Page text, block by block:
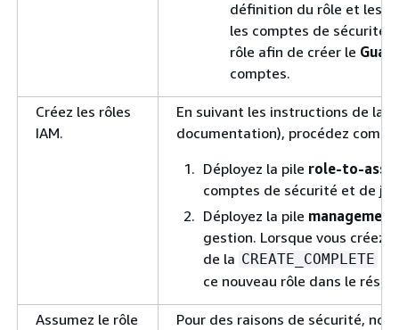
définition du rôle et les
les comptes de sécurité
rôle afin de créer le
comptes.
Créez les rôles
IAM.
En suivant les instructions de la
documentation), procédez
Déployez la pile role-to-
comptes de sécurité et de
Déployez la pile
gestion. Lorsque vous créez
de la CREATE_COMPLETE
ce nouveau rôle dans le
Assumez le rôle
Pour des raisons de sécurité,